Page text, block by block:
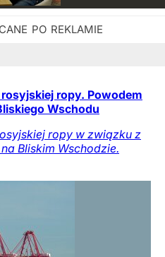
ropy. Powodem
Wschodu
ropy w związku z
Bliskim Wschodzie.